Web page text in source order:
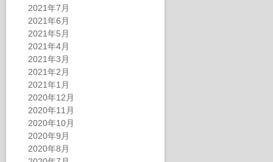
2021年7月
2021年6月
2021年5月
2021年4月
2021年3月
2021年2月
2021年1月
2020年12月
2020年11月
2020年10月
2020年9月
2020年8月